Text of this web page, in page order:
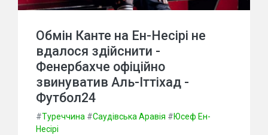
Обмін Канте на Ен-Несірі не
вдалося здійснити -
Фенербахче офіційно
звинуватив Аль-Іттіхад -
Футбол24
#Туреччина #Саудівська Аравія #Юсеф Ен-
Несірі